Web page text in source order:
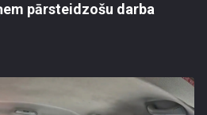
pārsteidzošu darba